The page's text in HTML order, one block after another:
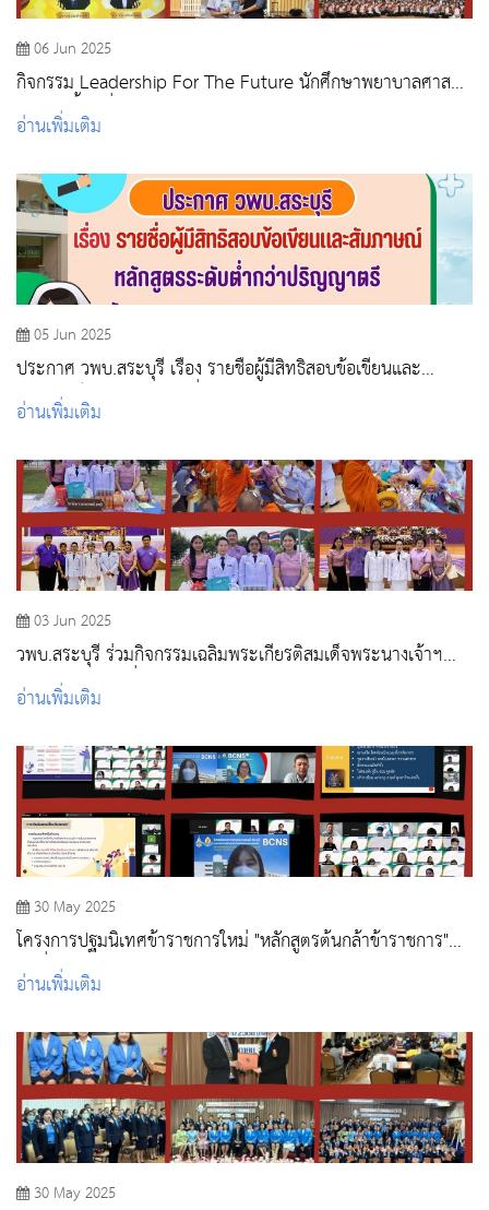
06 Jun 2025
กิจกรรม Leadership For The Future นักศึกษาพยาบาลศาสตร
บัณฑิต ชั้นปีที่ 2
อ่านเพิ่มเติม
05 Jun 2025
ประกาศ วพบ.สระบุรี เรื่อง รายชื่อผู้มีสิทธิสอบข้อเขียนและ
สัมภาษณ์ หลักสูตรระดับต่ำกว่าปริญญาตรี สถาบันพระบรมราช
ชนก กระทรวงสาธารณสุข ปีการศึกษา 2568 รอบที่ 4
อ่านเพิ่มเติม
03 Jun 2025
วพบ.สระบุรี ร่วมกิจกรรมเฉลิมพระเกียรติสมเด็จพระนางเจ้าฯ
พระบรมราชินี เนื่องในโอกาสวันเฉลิมพระชนมพรรษา 3 มิถุนายน
2568
อ่านเพิ่มเติม
30 May 2025
โครงการปฐมนิเทศข้าราชการใหม่ "หลักสูตรต้นกล้าข้าราชการ"
รุ่นที่ 3 ปีงบประมาณ 2568
อ่านเพิ่มเติม
30 May 2025